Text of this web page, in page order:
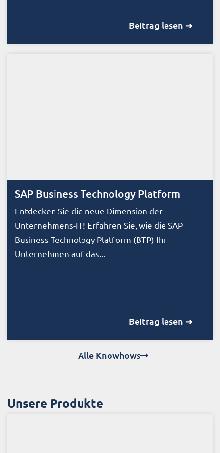
Beitrag lesen ➔
SAP Business Technology Platform
Entdecken Sie die neue Dimension der
Unternehmens-IT! Erfahren Sie, wie die SAP
Business Technology Platform (BTP) Ihr
Unternehmen auf das...
Beitrag lesen ➔
Alle Knowhows
Unsere Produkte